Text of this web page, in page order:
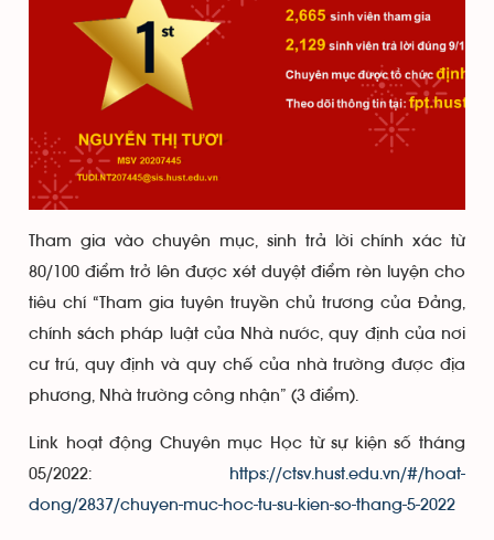
Tham gia vào chuyên mục, sinh trả lời chính xác từ
80/100 điểm trở lên được xét duyệt điểm rèn luyện cho
tiêu chí “Tham gia tuyên truyền chủ trương của Đảng,
chính sách pháp luật của Nhà nước, quy định của nơi
cư trú, quy định và quy chế của nhà trường được địa
phương, Nhà trường công nhận” (3 điểm).
Link hoạt động Chuyên mục Học từ sự kiện số tháng
05/2022:
https://ctsv.hust.edu.vn/#/hoat-
dong/2837/chuyen-muc-hoc-tu-su-kien-so-thang-5-2022